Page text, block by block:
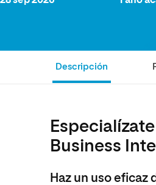
Humanidades
Ingeniería y
Ciencias Sociales
Música
Descripción
Business
Haz un uso eficaz